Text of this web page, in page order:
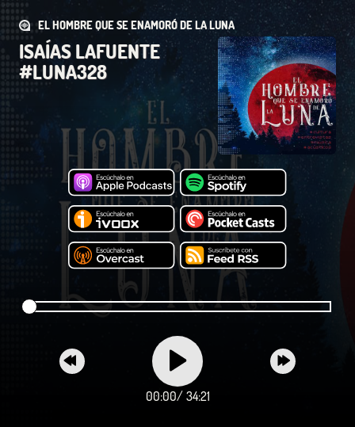
EL HOMBRE QUE SE ENAMORÓ DE LA LUNA
ISAÍAS LAFUENTE
#LUNA328
00:00/ 34:21